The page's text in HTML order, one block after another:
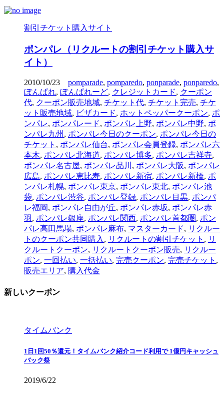
割引チケット購入サイト
ポンパレ（リクルートの割引チケット購入サ
イト）
2010/10/23 pomparade, pomparedo, ponparade, ponparedo,
ぽんぱれ, ぽんぱれーど, クレジットカード, クーポン
代, クーポン販売地域, チケット代, チケット完売, チケ
ット販売地域, ビザカード, ホットペッパークーポン, ポ
ンパレ, ポンパレード, ポンパレ上野, ポンパレ中野, ポ
ンパレ九州 , ポンパレ今日のクーポン, ポンパレ今日の
チケット , ポンパレ仙台, ポンパレ会員登録, ポンパレ六
本木, ポンパレ北海道, ポンパレ博多, ポンパレ吉祥寺,
ポンパレ名古屋, ポンパレ品川 , ポンパレ大阪, ポンパレ
広島, ポンパレ恵比寿, ポンパレ新宿, ポンパレ新橋, ポ
ンパレ札幌, ポンパレ東京, ポンパレ東北, ポンパレ池
袋, ポンパレ渋谷, ポンパレ登録, ポンパレ目黒, ポンパ
レ福岡, ポンパレ自由が丘, ポンパレ赤坂, ポンパレ赤
羽 , ポンパレ銀座, ポンパレ関西, ポンパレ首都圏 , ポン
パレ高田馬場, ポンパレ麻布, マスターカード, リクルー
トのクーポン共同購入 , リクルートの割引チケット , リ
クルートクーポン, リクルートクーポン販売, リクルー
ポン, 一回払い, 一括払い, 完売クーポン, 完売チケット ,
販売エリア, 購入代金
新しいクーポン
タイムバンク
1日1回50％還元！タイムバンク紹介コード利用で 1億円キャッシュ
バック祭
2019/6/22